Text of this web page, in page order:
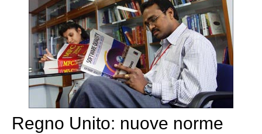
Regno Unito: nuove norme